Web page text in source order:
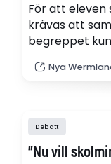
För att eleven
krävas att
begreppet
Nya
Debatt
"Nu vill